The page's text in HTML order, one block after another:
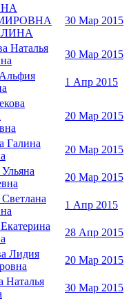
30 Мар 2015
Наталья
30 Мар 2015
1 Апр 2015
20 Мар 2015
Галина
20 Мар 2015
20 Мар 2015
1 Апр 2015
28 Апр 2015
Лидия
20 Мар 2015
Наталья
30 Мар 2015